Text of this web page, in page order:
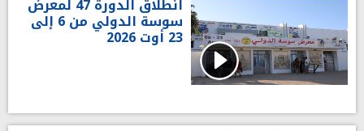
انطلاق الدورة 47 لمعرض
سوسة الدولي من 6 إلى
23 أوت 2026